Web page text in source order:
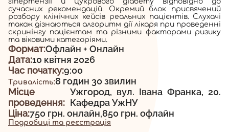
сучасних рекомендацій. Окремий блок присвячений
розбору клінічних кейсів реальних пацієнтів. Слухачі
також дізнаються алгоритм дії лікаря при проведенні
скринінгу пацієнтам та різними факторами ризику
та віковими категоріями.
Формат:Офлайн + Онлайн
Дата:10 квітня 2026
Час початку:9:00
Тривалість:8 годин 30 звилин
Місце
проведення:
Ужгород, вул. Івана Франка, 20.
Кафедра УжНУ
Ціна:750 грн. онлайн,850 грн. офлайн
Подробиці та реєстрація